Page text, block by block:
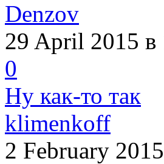
Denzov
29 April 2015 в
0
Ну как-то так
klimenkoff
2 February 2015